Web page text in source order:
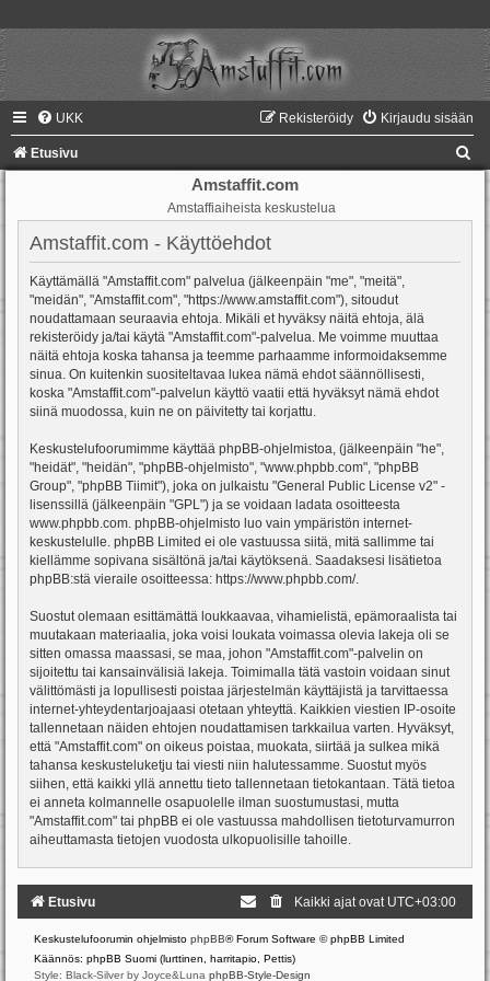
UKK Kirjaudu sisään
Rekisteröidy
Etusivu
Amstaffit.com
Amstaffiaiheista keskustelua
Amstaffit.com - Käyttöehdot
Käyttämällä "Amstaffit.com" palvelua (jälkeenpäin "me", "meitä",
"meidän", "Amstaffit.com", "https://www.amstaffit.com"), sitoudut
noudattamaan seuraavia ehtoja. Mikäli et hyväksy näitä ehtoja, älä
rekisteröidy ja/tai käytä "Amstaffit.com"-palvelua. Me voimme muuttaa
näitä ehtoja koska tahansa ja teemme parhaamme informoidaksemme
sinua. On kuitenkin suositeltavaa lukea nämä ehdot säännöllisesti,
koska "Amstaffit.com"-palvelun käyttö vaatii että hyväksyt nämä ehdot
siinä muodossa, kuin ne on päivitetty tai korjattu.
Keskustelufoorumimme käyttää phpBB-ohjelmistoa, (jälkeenpäin "he",
"heidät", "heidän", "phpBB-ohjelmisto", "www.phpbb.com", "phpBB
Group", "phpBB Tiimit"), joka on julkaistu "General Public License v2" -
lisenssillä (jälkeenpäin "GPL") ja se voidaan ladata osoitteesta
www.phpbb.com. phpBB-ohjelmisto luo vain ympäristön internet-
keskustelulle. phpBB Limited ei ole vastuussa siitä, mitä sallimme tai
kiellämme sopivana sisältönä ja/tai käytöksenä. Saadaksesi lisätietoa
phpBB:stä vieraile osoitteessa: https://www.phpbb.com/.
Suostut olemaan esittämättä loukkaavaa, vihamielistä, epämoraalista tai
muutakaan materiaalia, joka voisi loukata voimassa olevia lakeja oli se
sitten omassa maassasi, se maa, johon "Amstaffit.com"-palvelin on
sijoitettu tai kansainvälisiä lakeja. Toimimalla tätä vastoin voidaan sinut
välittömästi ja lopullisesti poistaa järjestelmän käyttäjistä ja tarvittaessa
internet-yhteydentarjoajaasi otetaan yhteyttä. Kaikkien viestien IP-osoite
tallennetaan näiden ehtojen noudattamisen tarkkailua varten. Hyväksyt,
että "Amstaffit.com" on oikeus poistaa, muokata, siirtää ja sulkea mikä
tahansa keskusteluketju tai viesti niin halutessamme. Suostut myös
siihen, että kaikki yllä annettu tieto tallennetaan tietokantaan. Tätä tietoa
ei anneta kolmannelle osapuolelle ilman suostumustasi, mutta
"Amstaffit.com" tai phpBB ei ole vastuussa mahdollisen tietoturvamurron
aiheuttamasta tietojen vuodosta ulkopuolisille tahoille.
Etusivu Kaikki ajat ovat UTC+03:00
Keskustelufoorumin ohjelmisto phpBB® Forum Software © phpBB Limited
Käännös: phpBB Suomi (lurttinen, harritapio, Pettis)
Style: Black-Silver by Joyce&Luna phpBB-Style-Design